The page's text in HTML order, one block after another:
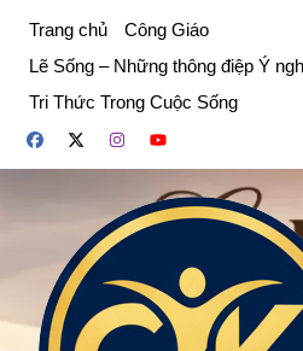
phần
dung
Trang chủ
Công Giáo
Lẽ Sống – Những thông điệp Ý
Tri Thức Trong Cuộc Sống